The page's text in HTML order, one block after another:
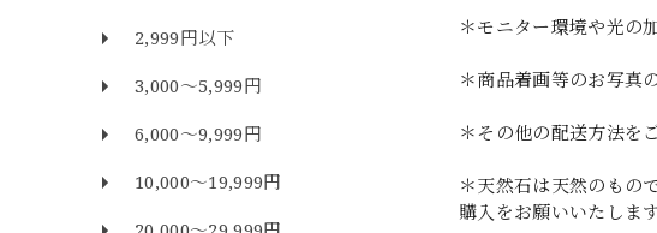
2,999円以下
3,000～5,999円
6,000～9,999円
10,000～19,999円
＊モニター環境や光の
＊商品着画等のお写真
＊その他の配送方法を
＊天然石は天然のもの
購入をお願いいたします